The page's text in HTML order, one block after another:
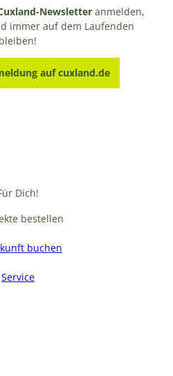
Newsletter anmelden,
immer auf dem Laufenden
bleiben!
auf cuxland.de
Dich!
bestellen
buchen
Service